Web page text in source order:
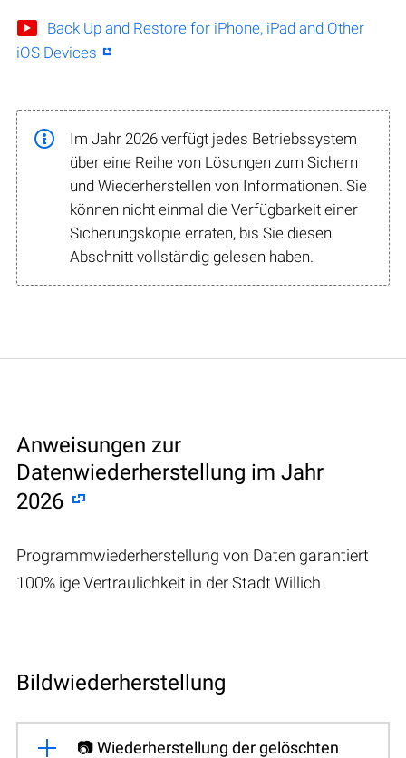
Back Up and Restore for iPhone, iPad and Other
iOS Devices
Im Jahr 2026 verfügt jedes Betriebssystem
über eine Reihe von Lösungen zum Sichern
und Wiederherstellen von Informationen. Sie
können nicht einmal die Verfügbarkeit einer
Sicherungskopie erraten, bis Sie diesen
Abschnitt vollständig gelesen haben.
Anweisungen zur
Datenwiederherstellung im Jahr
2026
Programmwiederherstellung von Daten garantiert
100% ige Vertraulichkeit in der Stadt Willich
Bildwiederherstellung
📷 Wiederherstellung der gelöschten